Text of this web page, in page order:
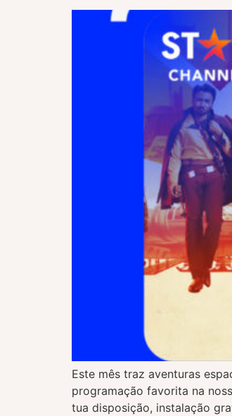
Este mês traz aventuras
programação favorita na
tua disposição, instalação